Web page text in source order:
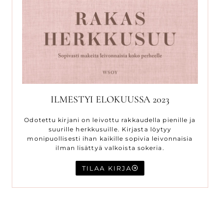
ILMESTYI ELOKUUSSA 2023
Odotettu kirjani on leivottu rakkaudella pienille ja
suurille herkkusuille. Kirjasta löytyy
monipuollisesti ihan kaikille sopivia leivonnaisia
ilman lisättyä valkoista sokeria.
TILAA KIRJA